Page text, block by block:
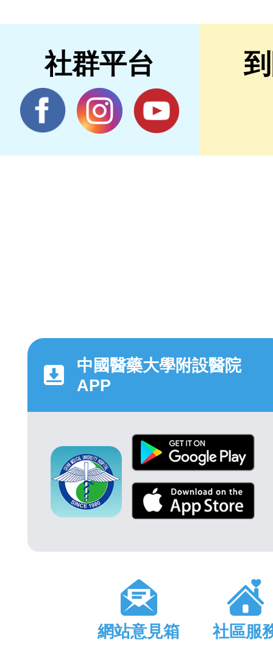
社群平台
中國醫藥大學附設醫院
APP
網站意見箱 社區服